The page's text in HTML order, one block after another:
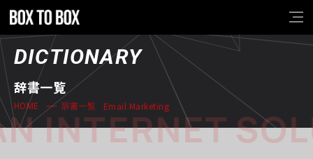
DICTIONARY
辞書一覧
HOME 辞書一覧 Email Marketing
INTERNET